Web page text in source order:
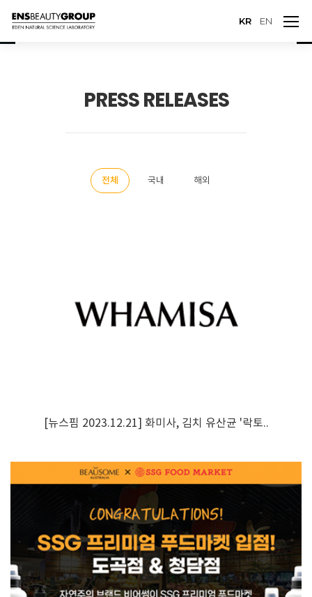
KR EN
PRESS RELEASES
전체 국내 해외
[뉴스핌 2023.12.21] 화미사, 김치 유산균 '락토..